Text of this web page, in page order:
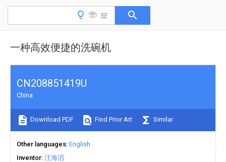
一种高效便捷的洗碗机
CN208851419U
China
Download PDF Find Prior Art Similar
Other languages English
Inventor 汪海滔